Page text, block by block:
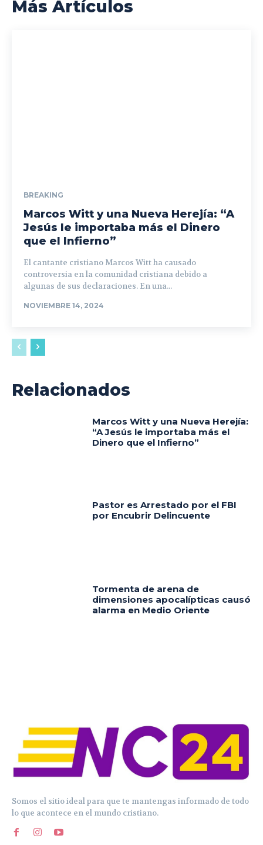
Más Artículos
BREAKING
Marcos Witt y una Nueva Herejía: “A
Jesús le importaba más el Dinero
que el Infierno”
El cantante cristiano Marcos Witt ha causado
controversia en la comunidad cristiana debido a
algunas de sus declaraciones. En una...
NOVIEMBRE 14, 2024
Relacionados
Marcos Witt y una Nueva Herejía:
“A Jesús le importaba más el
Dinero que el Infierno”
Pastor es Arrestado por el FBI
por Encubrir Delincuente
Tormenta de arena de
dimensiones apocalípticas causó
alarma en Medio Oriente
Somos el sitio ideal para que te mantengas informado de todo
lo que acontece en el mundo cristiano.